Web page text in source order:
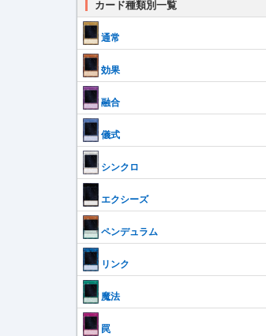
カード種類別一覧
通常
効果
融合
儀式
シンクロ
エクシーズ
ペンデュラム
リンク
魔法
罠